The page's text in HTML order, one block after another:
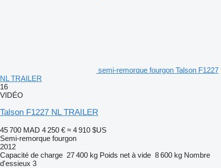
semi-remorque fourgon Talson F1227
NL TRAILER
16
VIDÉO
Talson F1227 NL TRAILER
45 700 MAD 4 250 € ≈ 4 910 $US
Semi-remorque fourgon
2012
Capacité de charge 27 400 kg Poids net à vide 8 600 kg Nombre
d'essieux 3